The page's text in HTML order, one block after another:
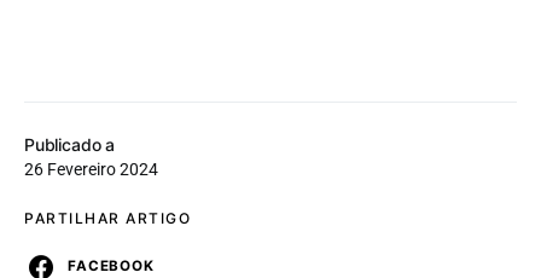
Publicado a
26 Fevereiro 2024
PARTILHAR ARTIGO
FACEBOOK